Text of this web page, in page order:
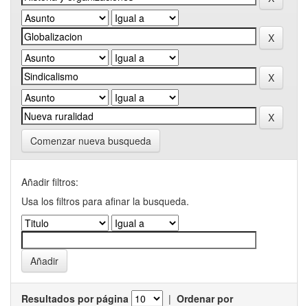
Comenzar nueva busqueda
Añadir filtros:
Usa los filtros para afinar la busqueda.
Resultados por página | Ordenar por